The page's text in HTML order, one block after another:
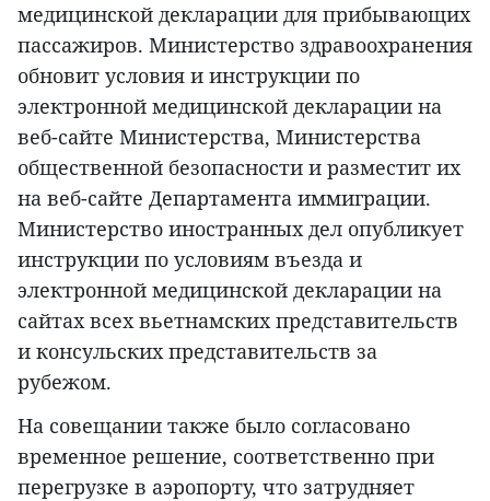
медицинской декларации для прибывающих
пассажиров. Министерство здравоохранения
обновит условия и инструкции по
электронной медицинской декларации на
веб-сайте Министерства, Министерства
общественной безопасности и разместит их
на веб-сайте Департамента иммиграции.
Министерство иностранных дел опубликует
инструкции по условиям въезда и
электронной медицинской декларации на
сайтах всех вьетнамских представительств
и консульских представительств за
рубежом.
На совещании также было согласовано
временное решение, соответственно при
перегрузке в аэропорту, что затрудняет